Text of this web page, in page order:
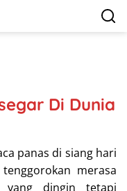
Di Dunia
panas di siang hari
merasa
dingin tetapi